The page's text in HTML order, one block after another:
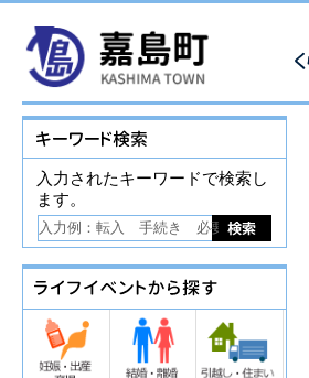
入力されたキーワードで検索し
ます。